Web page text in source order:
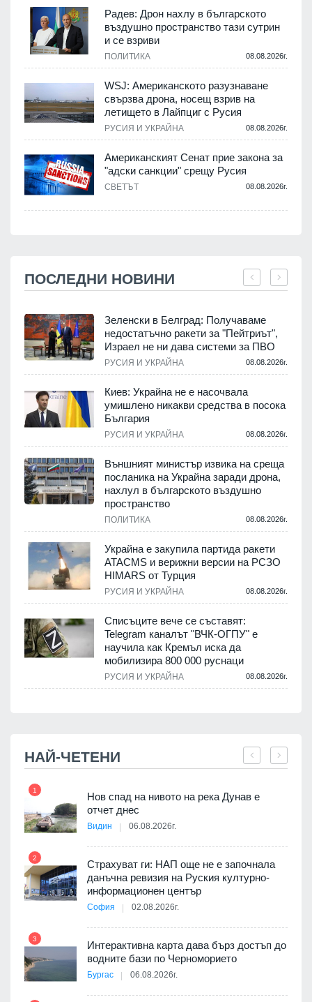
Радев: Дрон нахлу в българското
въздушно пространство тази сутрин
и се взриви
ПОЛИТИКА 08.08.2026г.
WSJ: Американското разузнаване
свързва дрона, носещ взрив на
летището в Лайпциг с Русия
РУСИЯ И УКРАЙНА 08.08.2026г.
Американският Сенат прие закона за
"адски санкции" срещу Русия
СВЕТЪТ 08.08.2026г.
ПОСЛЕДНИ НОВИНИ
Зеленски в Белград: Получаваме
недостатъчно ракети за "Пейтриът",
Израел не ни дава системи за ПВО
РУСИЯ И УКРАЙНА 08.08.2026г.
Киев: Украйна не е насочвала
умишлено никакви средства в посока
България
РУСИЯ И УКРАЙНА 08.08.2026г.
Външният министър извика на среща
посланика на Украйна заради дрона,
нахлул в българското въздушно
пространство
ПОЛИТИКА 08.08.2026г.
Украйна е закупила партида ракети
ATACMS и верижни версии на РСЗО
HIMARS от Турция
РУСИЯ И УКРАЙНА 08.08.2026г.
Списъците вече се съставят:
Telegram каналът "ВЧК-ОГПУ" е
научила как Кремъл иска да
мобилизира 800 000 руснаци
РУСИЯ И УКРАЙНА 08.08.2026г.
НАЙ-ЧЕТЕНИ
1
Нов спад на нивото на река Дунав е
отчет днес
Видин 06.08.2026г.
2
Страхуват ги: НАП още не е започнала
данъчна ревизия на Руския културно-
информационен център
София 02.08.2026г.
3
Интерактивна карта дава бърз достъп до
водните бази по Черноморието
Бургас 06.08.2026г.